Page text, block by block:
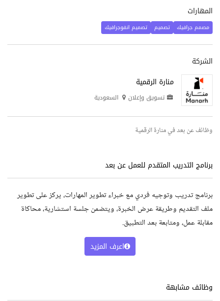
المهارات
مصمم جرافيك تصميم تصميم انفوجرافيك
الشركة
منارة الرقمية
تسويق وإعلان السعودية
وظائف عن بعد في منارة الرقمية
برنامج التدريب المتقدم للعمل عن بعد
برنامج تدريب وتوجيه فردي مع خبراء تطوير المهارات، يركز على تطوير
ملف التقديم وطريقة عرض الخبرة، ويتضمن جلسة استشارية، محاكاة
مقابلة عمل، ومتابعة بعد التطبيق.
اعرف المزيد
وظائف مشابهة